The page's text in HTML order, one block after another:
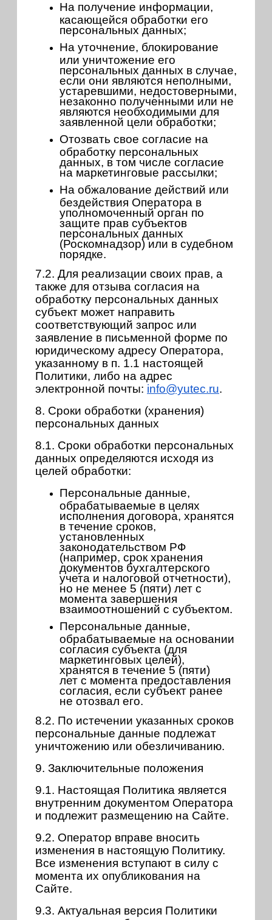
На получение информации,
касающейся обработки его
персональных данных;
На уточнение, блокирование
или уничтожение его
персональных данных в случае,
если они являются неполными,
устаревшими, недостоверными,
незаконно полученными или не
являются необходимыми для
заявленной цели обработки;
Отозвать свое согласие на
обработку персональных
данных, в том числе согласие
на маркетинговые рассылки;
На обжалование действий или
бездействия Оператора в
уполномоченный орган по
защите прав субъектов
персональных данных
(Роскомнадзор) или в судебном
порядке.
7.2. Для реализации своих прав, а
также для отзыва согласия на
обработку персональных данных
субъект может направить
соответствующий запрос или
заявление в письменной форме по
юридическому адресу Оператора,
указанному в п. 1.1 настоящей
Политики, либо на адрес
электронной почты: info@yutec.ru.
8. Сроки обработки (хранения)
персональных данных
8.1. Сроки обработки персональных
данных определяются исходя из
целей обработки:
Персональные данные,
обрабатываемые в целях
исполнения договора, хранятся
в течение сроков,
установленных
законодательством РФ
(например, срок хранения
документов бухгалтерского
учета и налоговой отчетности),
но не менее 5 (пяти) лет с
момента завершения
взаимоотношений с субъектом.
Персональные данные,
обрабатываемые на основании
согласия субъекта (для
маркетинговых целей),
хранятся в течение 5 (пяти)
лет с момента предоставления
согласия, если субъект ранее
не отозвал его.
8.2. По истечении указанных сроков
персональные данные подлежат
уничтожению или обезличиванию.
9. Заключительные положения
9.1. Настоящая Политика является
внутренним документом Оператора
и подлежит размещению на Сайте.
9.2. Оператор вправе вносить
изменения в настоящую Политику.
Все изменения вступают в силу с
момента их опубликования на
Сайте.
9.3. Актуальная версия Политики